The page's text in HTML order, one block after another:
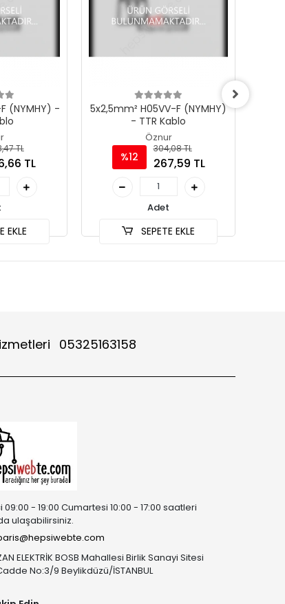
(NYMHY) -
TL
TL
EKLE
5x2,5mm² H05VV-F (NYMHY)
- TTR Kablo
Öznur
%12
304,08 TL
267,59 TL
Adet
SEPETE EKLE
05325163158
09:00 - 19:00 Cumartesi 10:00 - 17:00 saatleri
ulaşabilirsiniz.
ELEKTRİK BOSB Mahallesi Birlik Sanayi Sitesi
No:3/9 Beylikdüzü/İSTANBUL